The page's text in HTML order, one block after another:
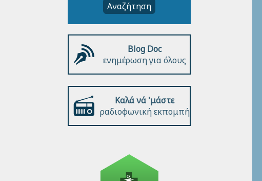
Αναζήτηση
Blog Doc
ενημέρωση για όλους
Καλά νά 'μάστε
ραδιοφωνική εκπομπή